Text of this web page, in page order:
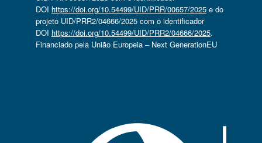
DOI https://doi.org/10.54499/UID/PRR/00657/2025e do
projeto UID/PRR2/04666/2025 com o identificador
DOI https://doi.org/10.54499/UID/PRR2/04666/2025.
Financiado pela União Europeia – Next GenerationEU